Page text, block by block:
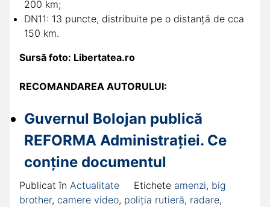
200 km;
DN11: 13 puncte, distribuite pe o distanţă de cca
150 km.
Sursă foto: Libertatea.ro
RECOMANDAREA AUTORULUI:
Guvernul Bolojan publică
REFORMA Administrației. Ce
conține documentul
Publicat în Actualitate Etichete amenzi, big
brother, camere video, poliția rutieră, radare,